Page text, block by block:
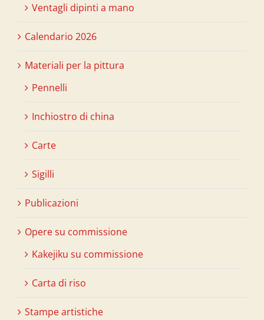
Ventagli dipinti a mano
Calendario 2026
Materiali per la pittura
Pennelli
Inchiostro di china
Carte
Sigilli
Publicazioni
Opere su commissione
Kakejiku su commissione
Carta di riso
Stampe artistiche